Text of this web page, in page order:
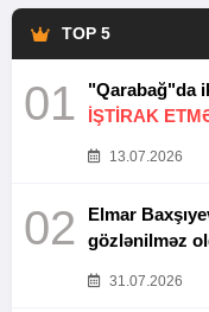
TOP 5
01 "Qarabağ"da
İŞTİRAK
13.07.2026
02
Elmar
gözlənilməz
31.07.2026